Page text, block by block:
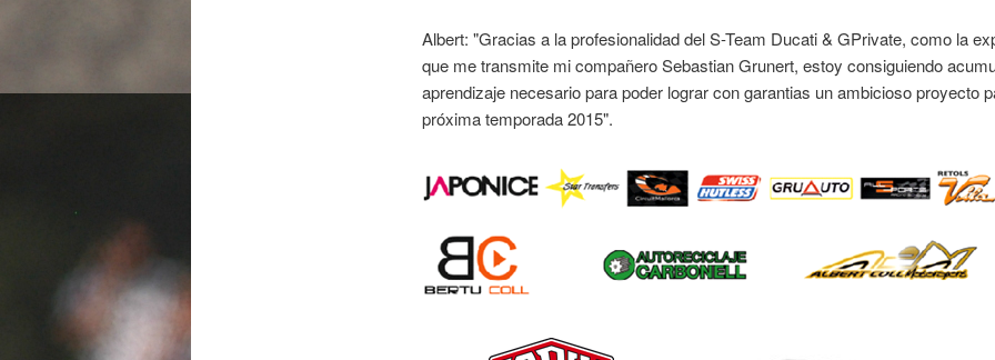
Albert: "Gracias a la profesionalidad del S-Team Ducati & GPrivate, como la
que me transmite mi compañero Sebastian Grunert, estoy consiguiendo
aprendizaje necesario para poder lograr con garantias un ambicioso proyecto
próxima temporada 2015".